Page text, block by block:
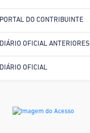
PORTAL DO CONTRIBUINTE
DIÁRIO OFICIAL ANTERIORES
DIÁRIO OFICIAL